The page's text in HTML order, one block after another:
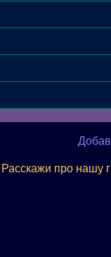
Расскажи про нашу